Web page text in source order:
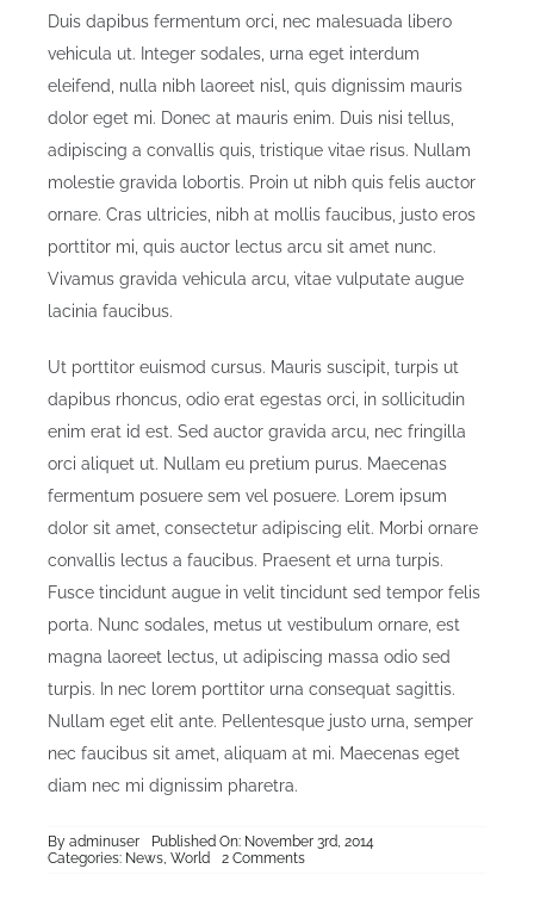
Duis dapibus fermentum orci, nec malesuada libero
vehicula ut. Integer sodales, urna eget interdum
eleifend, nulla nibh laoreet nisl, quis dignissim mauris
dolor eget mi. Donec at mauris enim. Duis nisi tellus,
adipiscing a convallis quis, tristique vitae risus. Nullam
molestie gravida lobortis. Proin ut nibh quis felis auctor
ornare. Cras ultricies, nibh at mollis faucibus, justo eros
porttitor mi, quis auctor lectus arcu sit amet nunc.
Vivamus gravida vehicula arcu, vitae vulputate augue
lacinia faucibus.
Ut porttitor euismod cursus. Mauris suscipit, turpis ut
dapibus rhoncus, odio erat egestas orci, in sollicitudin
enim erat id est. Sed auctor gravida arcu, nec fringilla
orci aliquet ut. Nullam eu pretium purus. Maecenas
fermentum posuere sem vel posuere. Lorem ipsum
dolor sit amet, consectetur adipiscing elit. Morbi ornare
convallis lectus a faucibus. Praesent et urna turpis.
Fusce tincidunt augue in velit tincidunt sed tempor felis
porta. Nunc sodales, metus ut vestibulum ornare, est
magna laoreet lectus, ut adipiscing massa odio sed
turpis. In nec lorem porttitor urna consequat sagittis.
Nullam eget elit ante. Pellentesque justo urna, semper
nec faucibus sit amet, aliquam at mi. Maecenas eget
diam nec mi dignissim pharetra.
By adminuser
Published On: November 3rd, 2014
Categories: News, World 2 Commentson